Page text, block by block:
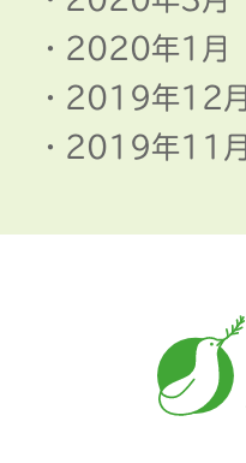
2020年1月
2019年12月
2019年11月